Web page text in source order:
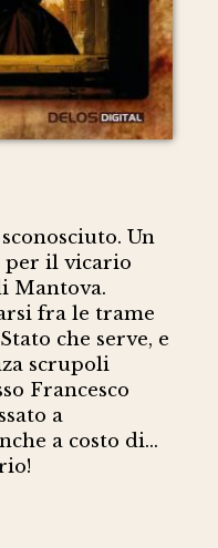
Un
per il vicario
Mantova.
fra le trame
che serve, e
scrupoli
Francesco
a
a costo di…